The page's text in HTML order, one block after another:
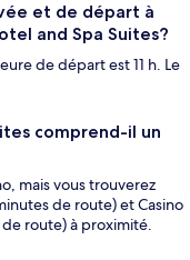
et de départ à
and Spa Suites?
de départ est 11 h. Le
comprend-il un
mais vous trouverez
de route) et Casino
de route) à proximité.